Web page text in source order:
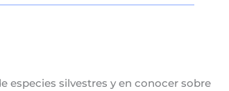
especies silvestres y en conocer sobre